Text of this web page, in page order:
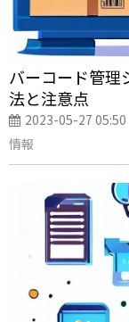
バーコード管理
法と注意点
2023-05-27 05:50
情報